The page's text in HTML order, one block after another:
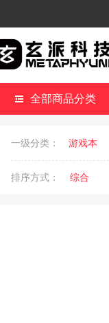
全部商品分类
一级分类： 游戏本
排序方式： 综合